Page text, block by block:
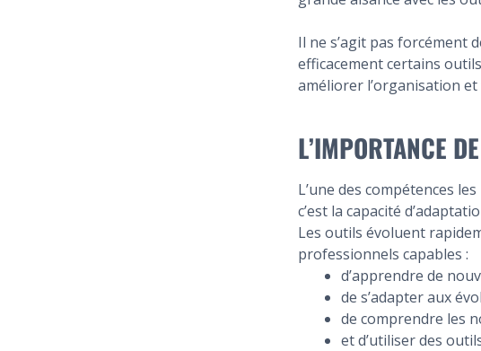
Il ne s’agit pas forcément
efficacement certains
améliorer l’organisation
L’IMPORTANCE
L’une des compétences
c’est la capacité
Les outils évoluent
professionnels capables :
d’apprendre de
de s’adapter aux
de comprendre les
et d’utiliser des